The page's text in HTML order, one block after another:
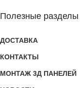
Полезные разделы
ДОСТАВКА
КОНТАКТЫ
МОНТАЖ 3Д ПАНЕЛЕЙ